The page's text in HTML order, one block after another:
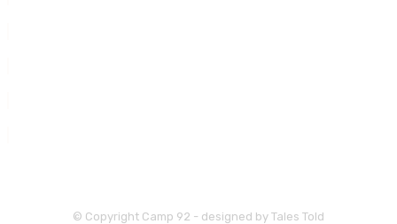
© Copyright Camp 92 - designed by Tales Told